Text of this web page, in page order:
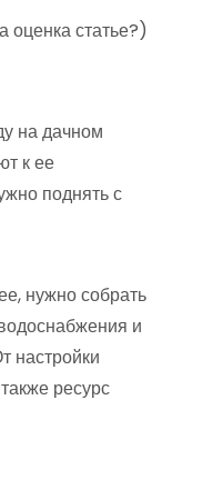
оценка статье?)
на дачном
к ее
поднять с
нужно собрать
и
настройки
ресурс